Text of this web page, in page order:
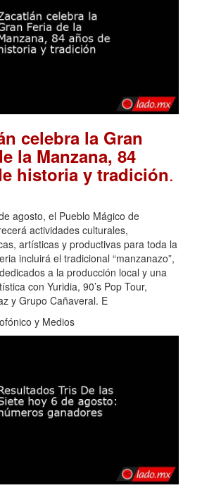
celebra la Gran
la Manzana, 84
historia y tradición.
agosto, el Pueblo Mágico de
actividades culturales,
artísticas y productivas para toda la
incluirá el tradicional “manzanazo”,
a la producción local y una
con Yuridia, 90’s Pop Tour,
y Grupo Cañaveral. E
y Medios